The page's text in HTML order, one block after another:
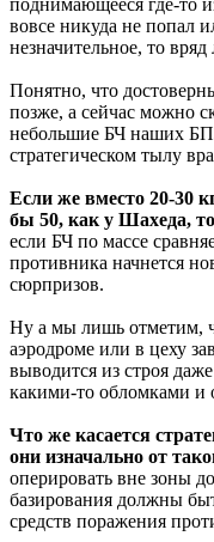
вовсе никуда не попал
незначительное, то
Понятно, что
позже, а сейчас можно
небольшие БЧ наших
стратегическом тылу
Если же вместо 20-30
бы 50, как у Шахеда,
если БЧ по массе
противника начнется
сюрпризов.
Ну а мы лишь отметим,
аэродроме или в цеху
выводится из строя
какими-то обломками и
Что же касается
они изначально от
оперировать вне зоны
базирования должны
средств поражения